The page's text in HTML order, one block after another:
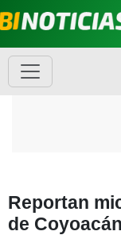
Reportan
de Coyoacán